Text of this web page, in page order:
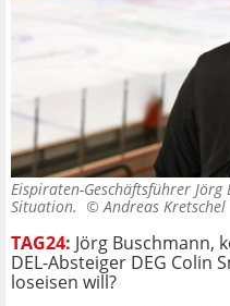
Eispiraten-Geschäftsführer
Situation. ©Andreas Kretschel
TAG24: Jörg Buschmann,
DEL-Absteiger DEG Colin
loseisen will?